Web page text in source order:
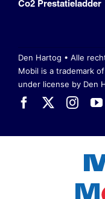
Co2 Prestatieladder
Den Hartog • Alle
Mobil is a trademark
under license by Den